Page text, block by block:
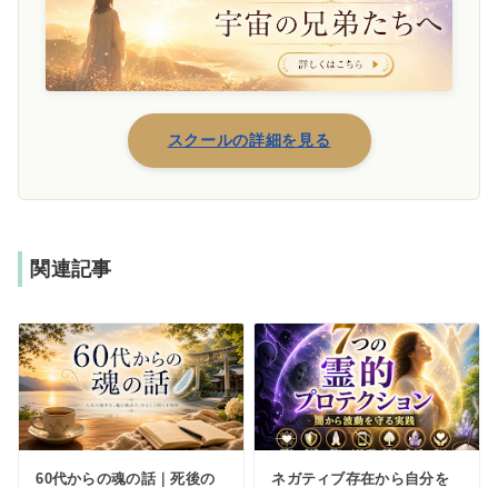
スクールの詳細を見る
関連記事
60代からの魂の話｜死後の
ネガティブ存在から自分を